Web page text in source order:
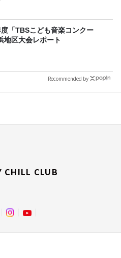
「TBSこども音楽コンクー
地区大会レポート
Recommended by
CHILL CLUB